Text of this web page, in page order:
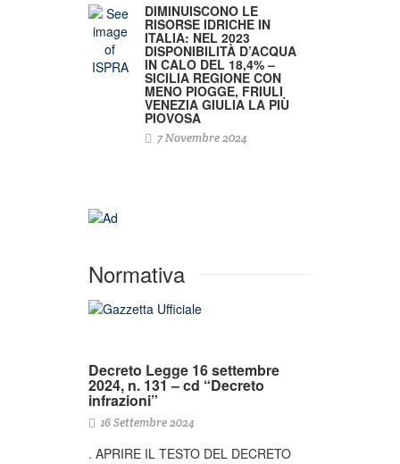
DIMINUISCONO LE
RISORSE IDRICHE IN
ITALIA: NEL 2023
DISPONIBILITÀ D’ACQUA
IN CALO DEL 18,4% –
SICILIA REGIONE CON
MENO PIOGGE, FRIULI
VENEZIA GIULIA LA PIÙ
PIOVOSA
7 Novembre 2024
Normativa
Decreto Legge 16 settembre
2024, n. 131 – cd “Decreto
infrazioni”
16 Settembre 2024
. APRIRE IL TESTO DEL DECRETO